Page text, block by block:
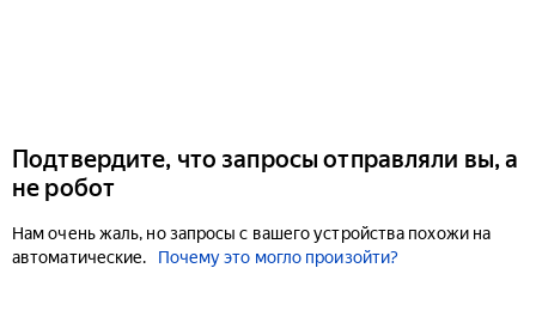
Подтвердите, что запросы отправляли вы, а
не робот
Нам очень жаль, но запросы с вашего устройства похожи на
автоматические.
Почему это могло произойти?